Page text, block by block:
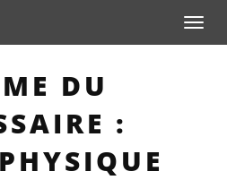
Toggle
DU
: